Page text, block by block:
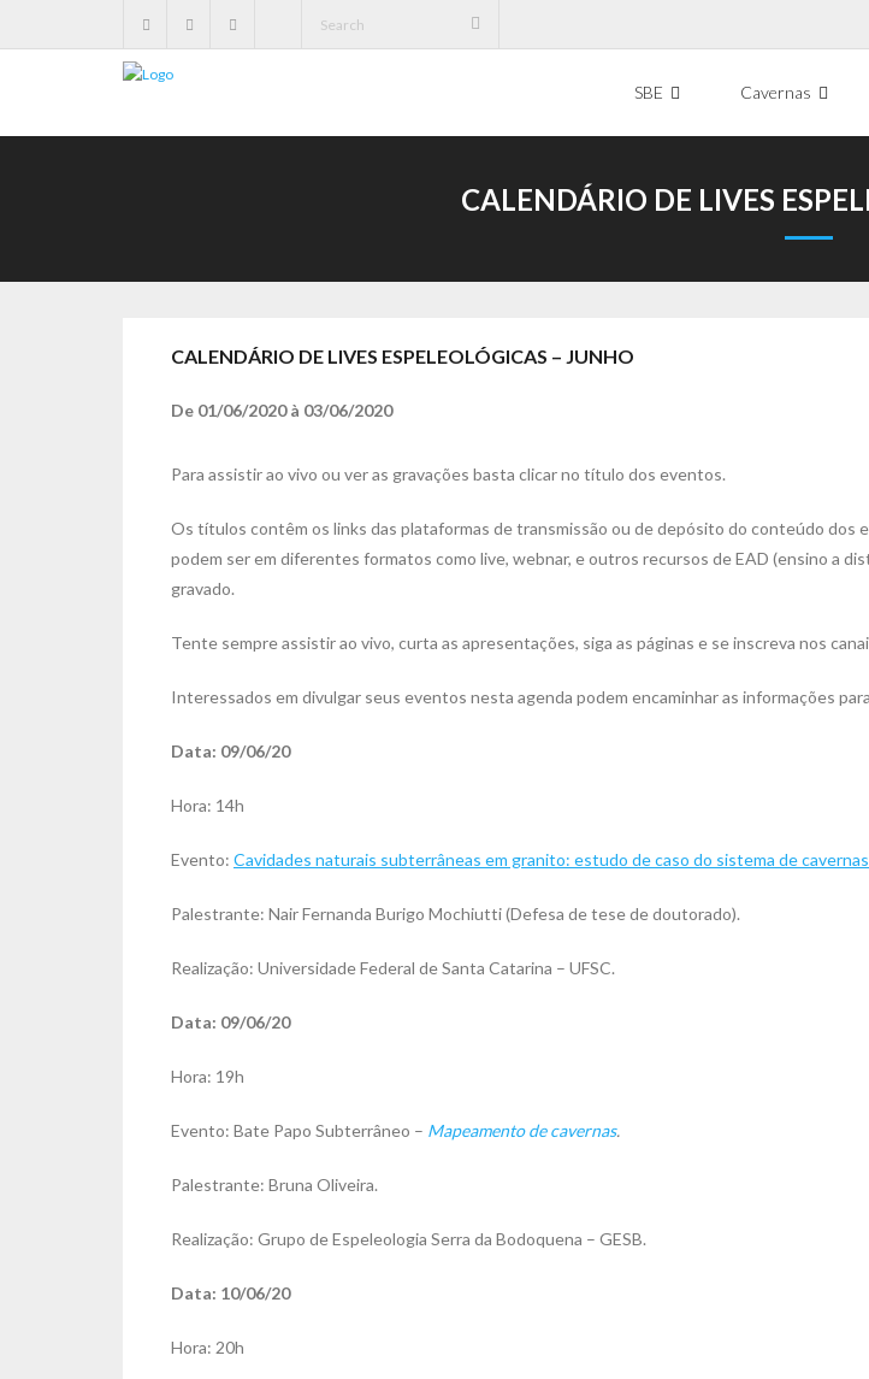
SBE Cavernas
CALENDÁRIO DE LIVES
CALENDÁRIO DE LIVES ESPELEOLÓGICAS – JUNHO
De 01/06/2020 à 03/06/2020
Para assistir ao vivo ou ver as gravações basta clicar no título dos eventos.
Os títulos contêm os links das plataformas de transmissão ou de depósito do conteúdo dos
podem ser em diferentes formatos como live, webnar, e outros recursos de EAD (ensino a
gravado.
Tente sempre assistir ao vivo, curta as apresentações, siga as páginas e se inscreva nos
Interessados em divulgar seus eventos nesta agenda podem encaminhar as informações
Data: 09/06/20
Hora: 14h
Evento: Cavidades naturais subterrâneas em granito: estudo de caso do sistema de
Palestrante: Nair Fernanda Burigo Mochiutti (Defesa de tese de doutorado).
Realização: Universidade Federal de Santa Catarina – UFSC.
Data: 09/06/20
Hora: 19h
Evento: Bate Papo Subterrâneo – Mapeamento de cavernas.
Palestrante: Bruna Oliveira.
Realização: Grupo de Espeleologia Serra da Bodoquena – GESB.
Data: 10/06/20
Hora: 20h